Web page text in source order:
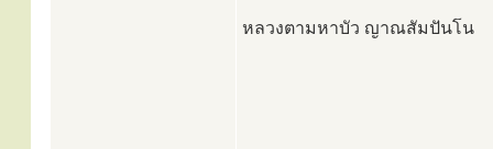
หลวงตามหาบัว ญาณสัมปันโน